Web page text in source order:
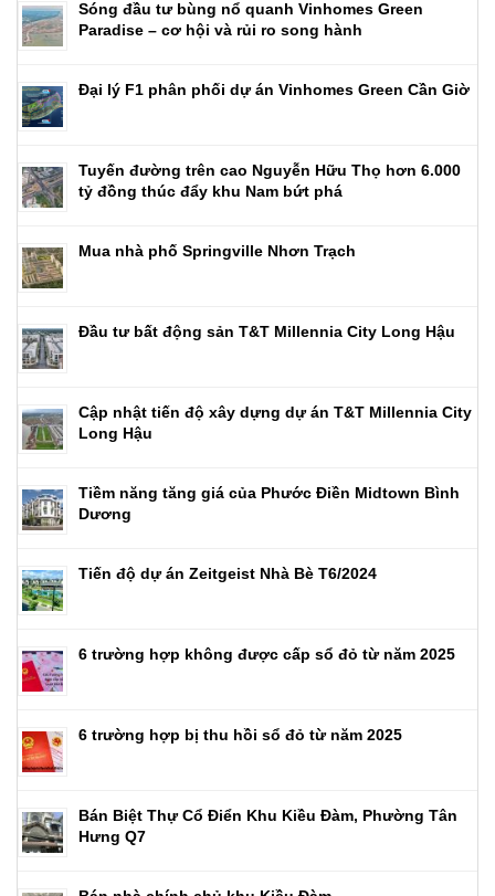
Sóng đầu tư bùng nổ quanh Vinhomes Green
Paradise – cơ hội và rủi ro song hành
Đại lý F1 phân phối dự án Vinhomes Green Cần Giờ
Tuyến đường trên cao Nguyễn Hữu Thọ hơn 6.000
tỷ đồng thúc đẩy khu Nam bứt phá
Mua nhà phố Springville Nhơn Trạch
Đầu tư bất động sản T&T Millennia City Long Hậu
Cập nhật tiến độ xây dựng dự án T&T Millennia City
Long Hậu
Tiềm năng tăng giá của Phước Điền Midtown Bình
Dương
Tiến độ dự án Zeitgeist Nhà Bè T6/2024
6 trường hợp không được cấp sổ đỏ từ năm 2025
6 trường hợp bị thu hồi sổ đỏ từ năm 2025
Bán Biệt Thự Cổ Điển Khu Kiều Đàm, Phường Tân
Hưng Q7